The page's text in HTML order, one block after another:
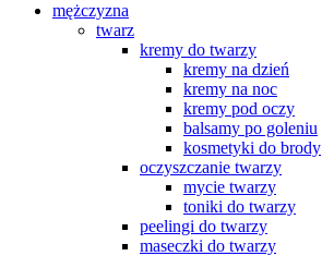
mężczyzna
twarz
kremy do twarzy
kremy na dzień
kremy na noc
kremy pod oczy
balsamy po goleniu
kosmetyki do brody
oczyszczanie twarzy
mycie twarzy
toniki do twarzy
peelingi do twarzy
maseczki do twarzy